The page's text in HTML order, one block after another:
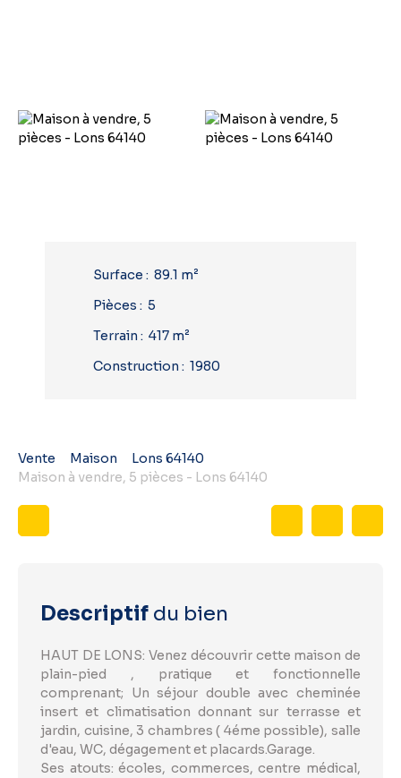
Surface : 89.1 m²
Pièces : 5
Terrain : 417 m²
Construction : 1980
Vente Maison
Lons 64140
Maison à vendre, 5 pièces - Lons 64140
Descriptif du bien
HAUT DE LONS: Venez découvrir cette maison de
plain-pied , pratique et fonctionnelle
comprenant; Un séjour double avec cheminée
insert et climatisation donnant sur terrasse et
jardin, cuisine, 3 chambres ( 4éme possible), salle
d'eau, WC, dégagement et placards.Garage.
Ses atouts: écoles, commerces, centre médical,